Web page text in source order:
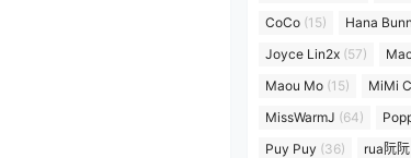
CoCo (15) Hana
Joyce Lin2x (57)
Maou Mo (15) MiMi
MissWarmJ (64)
Puy Puy (36) rua阮阮